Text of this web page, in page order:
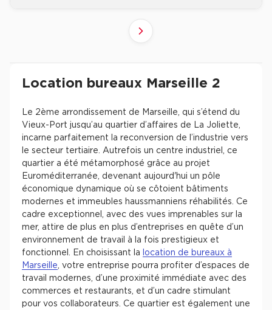
Suivant
Revenir à l'accueil -
Location bureaux Marseille 2
Le 2ème arrondissement de Marseille, qui s’étend du
Vieux-Port jusqu’au quartier d’affaires de La Joliette,
incarne parfaitement la reconversion de l’industrie vers
le secteur tertiaire. Autrefois un centre industriel, ce
quartier a été métamorphosé grâce au projet
Euroméditerranée, devenant aujourd'hui un pôle
économique dynamique où se côtoient bâtiments
modernes et immeubles haussmanniens réhabilités. Ce
cadre exceptionnel, avec des vues imprenables sur la
mer, attire de plus en plus d’entreprises en quête d’un
environnement de travail à la fois prestigieux et
fonctionnel. En choisissant la
location de bureaux à
Marseille, votre entreprise pourra profiter d’espaces de
travail modernes, d’une proximité immédiate avec des
commerces et restaurants, et d’un cadre stimulant
pour vos collaborateurs. Ce quartier est également une